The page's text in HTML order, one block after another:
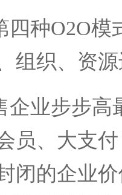
四种O2O模
组织、资
企业步步
员、大支
闭的企业